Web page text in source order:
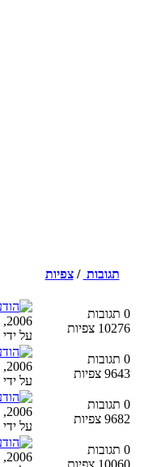
תגובות /צפיות
0 תגובות
10276 צפיות
2006, 09:55:13 PM
על ידי
0 תגובות
9643 צפיות
2006, 09:56:22 PM
על ידי
0 תגובות
9682 צפיות
2006, 02:07:41 AM
על ידי
0 תגובות
10060 צפיות
2006, 06:14:20 PM